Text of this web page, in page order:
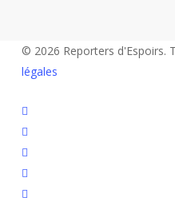
© 2026 Reporters d'Espoirs.
légales
twitter
facebook
linkedin
youtube
flickr